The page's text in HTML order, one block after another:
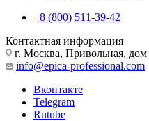
8 (800) 511-39-42
Контактная информация
г. Москва, Привольная, дом
info@epica-professional.com
Вконтакте
Telegram
Rutube